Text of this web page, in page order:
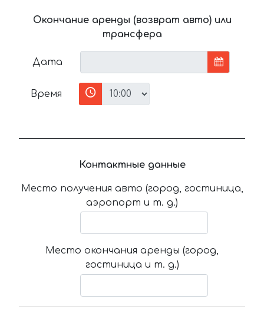
Окончание аренды (возврат авто) или
трансфера
Дата
Время
Контактные данные
Место получения авто (город, гостиница,
аэропорт и т. д.)
Место окончания аренды (город,
гостиница и т. д.)